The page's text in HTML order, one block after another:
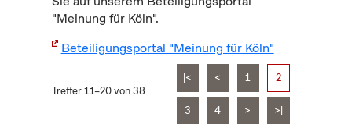
"Meinung für Köln".
Beteiligungsportal "Meinung für Köln"
Treffer 11–20 von 38
|< < 1 2
3 4 > >|